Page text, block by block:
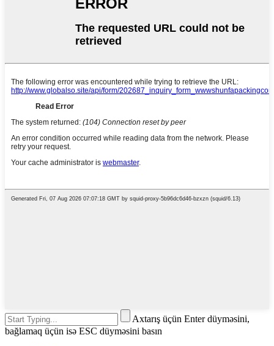
Axtarış üçün Enter düyməsini,
bağlamaq üçün isə ESC düyməsini basın